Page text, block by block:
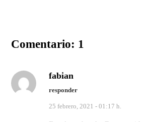
Comentario: 1
fabian
responder
25 febrero, 2021 - 01:17 h.